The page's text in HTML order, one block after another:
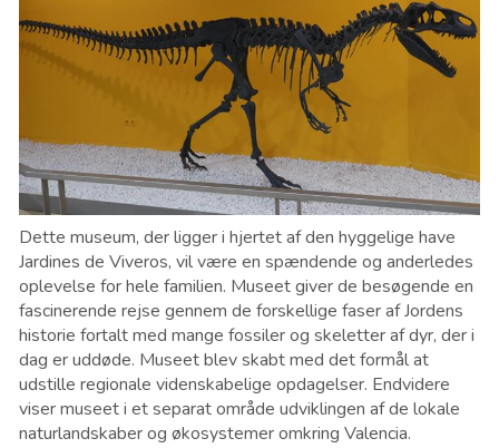
Dette museum, der ligger i hjertet af den hyggelige have
Jardines de Viveros, vil være en spændende og anderledes
oplevelse for hele familien. Museet giver de besøgende en
fascinerende rejse gennem de forskellige faser af Jordens
historie fortalt med mange fossiler og skeletter af dyr, der i
dag er uddøde. Museet blev skabt med det formål at
udstille regionale videnskabelige opdagelser. Endvidere
viser museet i et separat område udviklingen af de lokale
naturlandskaber og økosystemer omkring Valencia.